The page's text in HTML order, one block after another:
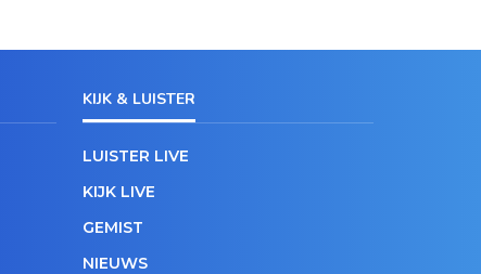
KIJK & LUISTER
LUISTER LIVE
KIJK LIVE
GEMIST
NIEUWS